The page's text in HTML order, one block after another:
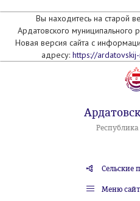
Вы находитесь на старой
Ардатовского муниципального
Новая версия сайта с
адресу: https://
Сельские
Меню